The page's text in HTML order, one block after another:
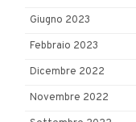
Giugno 2023
Febbraio 2023
Dicembre 2022
Novembre 2022